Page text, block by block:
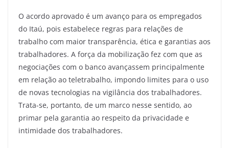
O acordo aprovado é um avanço para os empregados
do Itaú, pois estabelece regras para relações de
trabalho com maior transparência, ética e garantias aos
trabalhadores. A força da mobilização fez com que as
negociações com o banco avançassem principalmente
em relação ao teletrabalho, impondo limites para o uso
de novas tecnologias na vigilância dos trabalhadores.
Trata-se, portanto, de um marco nesse sentido, ao
primar pela garantia ao respeito da privacidade e
intimidade dos trabalhadores.